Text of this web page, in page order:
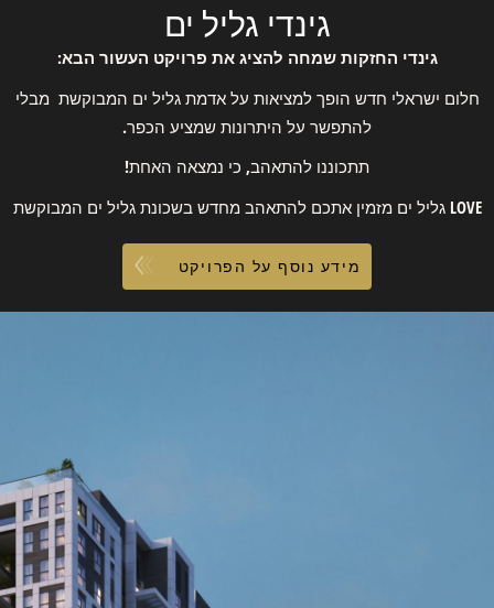
גינדי גליל ים
גינדי החזקות שמחה להציג את פרויקט העשור הבא:
חלום ישראלי חדש הופך למציאות על אדמת גליל ים המבוקשת מבלי
להתפשר על היתרונות שמציע הכפר.
תתכוננו להתאהב, כי נמצאה האחת!
LOVE גליל ים מזמין אתכם להתאהב מחדש בשכונת גליל ים המבוקשת
מידע נוסף על הפרויקט